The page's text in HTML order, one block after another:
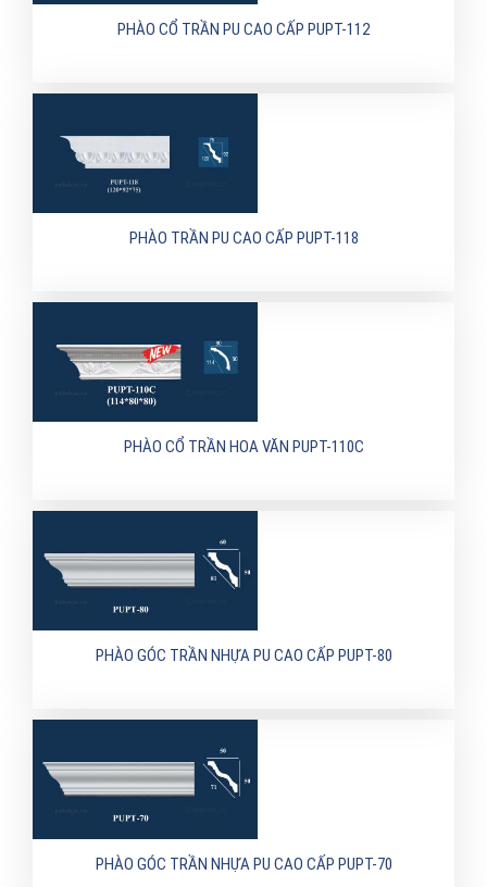
PHÀO CỔ TRẦN PU CAO CẤP PUPT-112
PHÀO TRẦN PU CAO CẤP PUPT-118
PHÀO CỔ TRẦN HOA VĂN PUPT-110C
PHÀO GÓC TRẦN NHỰA PU CAO CẤP PUPT-80
PHÀO GÓC TRẦN NHỰA PU CAO CẤP PUPT-70